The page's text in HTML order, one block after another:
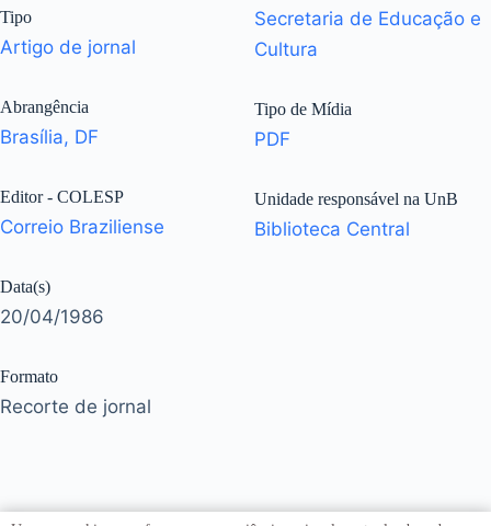
Tipo
Artigo de jornal
Abrangência
Brasília, DF
Editor - COLESP
Correio Braziliense
Data(s)
20/04/1986
Formato
Recorte de jornal
Secretaria de Educação e
Cultura
Tipo de Mídia
PDF
Unidade responsável na UnB
Biblioteca Central